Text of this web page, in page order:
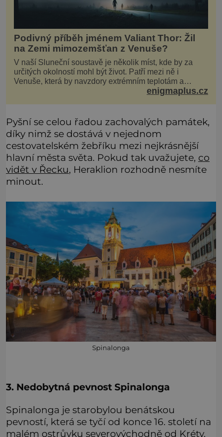
Podivný příběh jménem Valiant Thor: Žil
na Zemi mimozemšťan z Venuše?
V naší Sluneční soustavě je několik míst, kde by za
určitých okolností mohl být život. Patří mezi ně i
Venuše, která by navzdory extrémním teplotám a
smrtícímu složení atmosféry teoreticky mohla ukrývat
enigmaplus.cz
Pyšní se celou řadou zachovalých památek,
díky nimž se dostává v nejednom
cestovatelském žebříku mezi nejkrásnější
hlavní města světa. Pokud tak uvažujete, co
vidět v Řecku, Heraklion rozhodně nesmíte
minout.
Spinalonga
3. Nedobytná pevnost Spinalonga
Spinalonga je starobylou benátskou
pevností, která se tyčí od konce 16. století na
malém ostrůvku severovýchodně od Kréty.